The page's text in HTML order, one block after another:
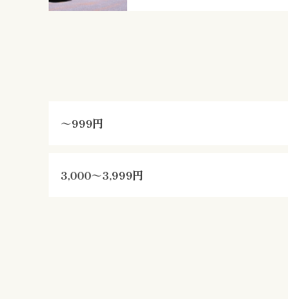
～999円
3,000～3,999円